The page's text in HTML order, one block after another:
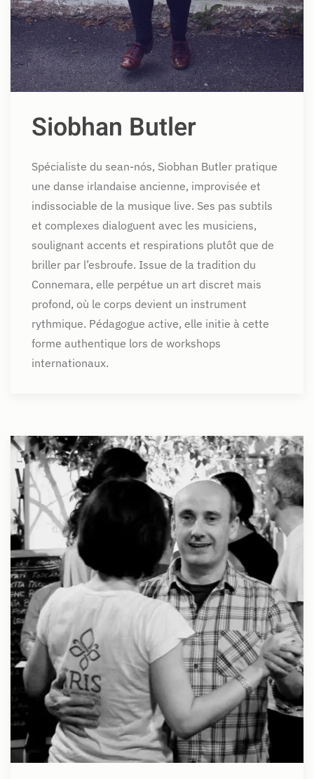
Siobhan Butler
Spécialiste du sean-nós, Siobhan Butler pratique
une danse irlandaise ancienne, improvisée et
indissociable de la musique live. Ses pas subtils
et complexes dialoguent avec les musiciens,
soulignant accents et respirations plutôt que de
briller par l’esbroufe. Issue de la tradition du
Connemara, elle perpétue un art discret mais
profond, où le corps devient un instrument
rythmique. Pédagogue active, elle initie à cette
forme authentique lors de workshops
internationaux.